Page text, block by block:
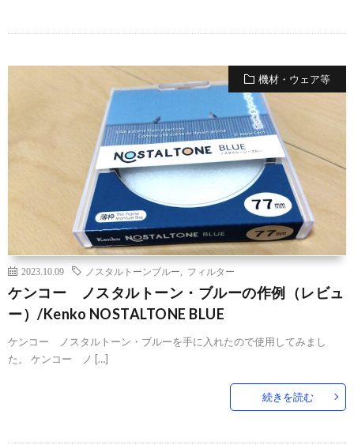
機材・ウェア等
2023.10.09 ノスタルトーンブルー フィルター
ケンコー ノスタルトーン・ブルーの作例（レビュ
ー）/Kenko NOSTALTONE BLUE
ケンコー ノスタルトーン・ブルーを手に入れたので使用してみまし
た。 ケンコー ノ […]
続きを読む